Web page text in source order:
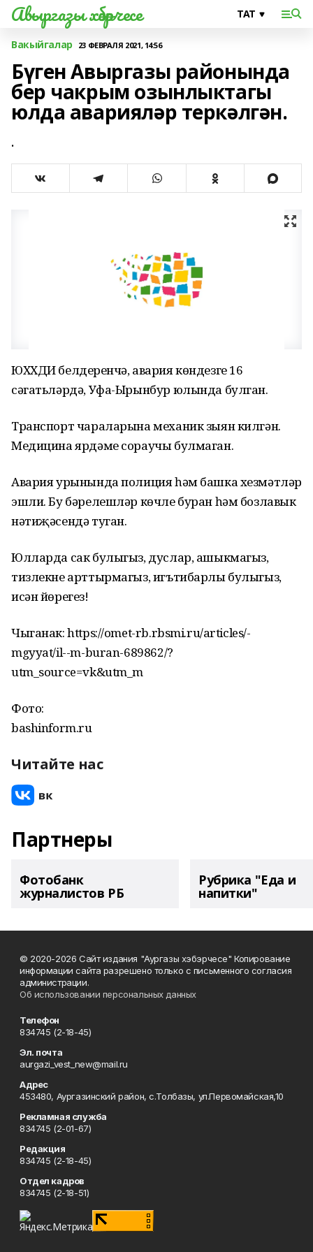
Авыргазы хәбәрчесе
Вакыйгалар 23 ФЕВРАЛЯ 2021, 14:56
Бүген Авыргазы районында
бер чакрым озынлыктагы
юлда аварияләр теркәлгән.
.
ЮХХДИ белдерүенчә, авария көндезге 16
сәгатьләрдә, Уфа-Ырынбур юлында булган.
Транспорт чараларына механик зыян килгән.
Медицина ярдәме сораучы булмаган.
Авария урынында полиция һәм башка хезмәтләр
эшли. Бу бәрелешләр көчле буран һәм бозлавык
нәтиҗәсендә туган.
Юлларда сак булыгыз, дуслар, ашыкмагыз,
тизлекне арттырмагыз, игътибарлы булыгыз,
исән йөрегез!
Чыганак: https://omet-rb.rbsmi.ru/articles/-
mgyyat/il--m-buran-689862/?
utm_source=vk&utm_m
Фото:
bashinform.ru
Читайте нас
Партнеры
Фотобанк
журналистов РБ
Рубрика "Еда и
напитки"
© 2020-2026 Сайт издания "Аургазы хэбэрчесе" Копирование
информации сайта разрешено только с письменного согласия
администрации.
Об использовании персональных данных
Телефон
834745 (2-18-45)
Эл. почта
aurgazi_vest_new@mail.ru
Адрес
453480, Аургазинский район, с.Толбазы, ул.Первомайская,10
Рекламная служба
834745 (2-01-67)
Редакция
834745 (2-18-45)
Отдел кадров
834745 (2-18-51)